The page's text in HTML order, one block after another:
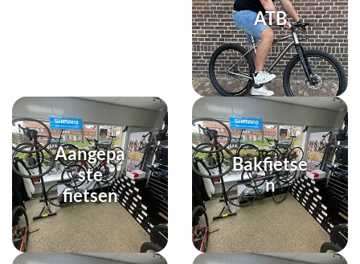
ATB
Aangepa
ste
fietsen
Bakfietse
n